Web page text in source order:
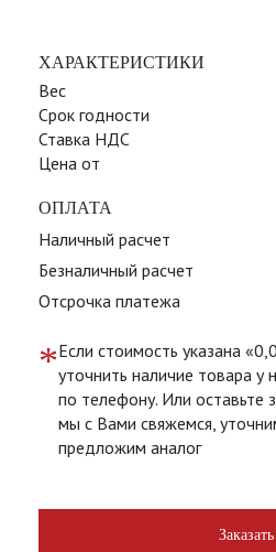
ХАРАКТЕРИСТИКИ
Вес
Срок годности
Ставка НДС
Цена от
ОПЛАТА
Наличный расчет
Безналичный расчет
Отсрочка платежа
*Если стоимость указана
уточнить наличие товара
по телефону. Или оставьте
мы с Вами свяжемся,
предложим аналог
Заказать